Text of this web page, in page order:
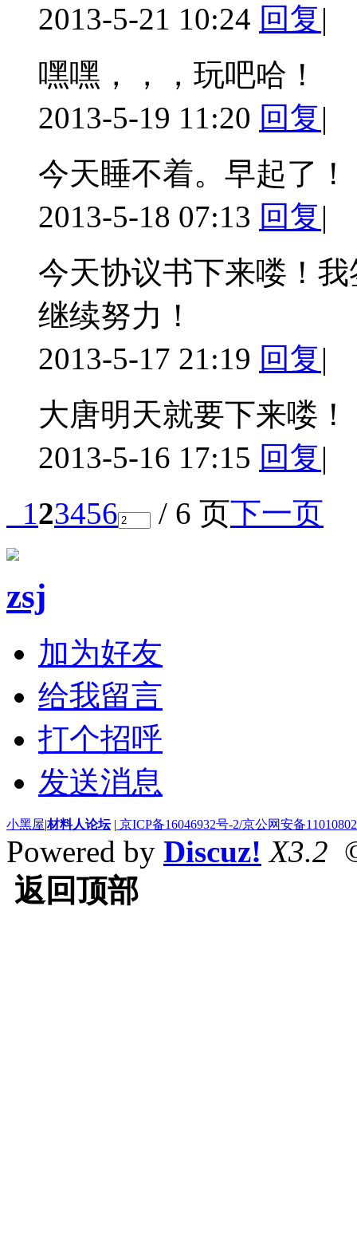
2013-5-21 10:24 回复|
嘿嘿，，，玩吧哈！
2013-5-19 11:20 回复|
今天睡不着。早起了！
2013-5-18 07:13 回复|
今天协议书下来喽！
继续努力！
2013-5-17 21:19 回复|
大唐明天就要下来喽！
2013-5-16 17:15 回复|
123456 / 6 页下一页
zsj
加为好友
给我留言
打个招呼
发送消息
小黑屋|材料人论坛 | 京ICP备16046932号-2/京公网安备
Powered by Discuz! X3.2
返回顶部